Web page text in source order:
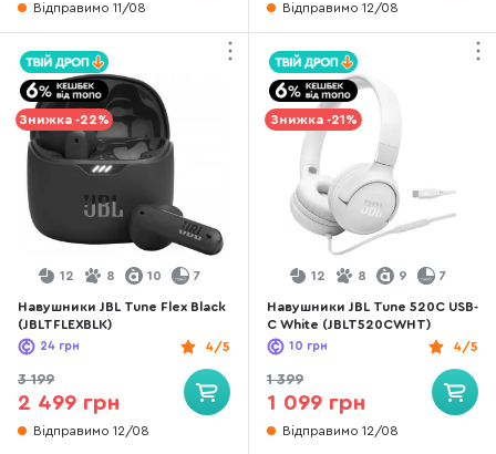
Відправимо 11/08 Відправимо 12/08
Знижка -22%
12 8 10 7
Навушники JBL Tune Flex Black
(JBLTFLEXBLK)
4/5
24 грн
3 199
2 499 грн
Відправимо 12/08
Знижка -21%
12 8 9 7
Навушники JBL Tune 520C USB-
C White (JBLT520CWHT)
4/5
10 грн
1 399
1 099 грн
Відправимо 12/08